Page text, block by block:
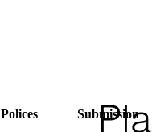
Polices
Submission